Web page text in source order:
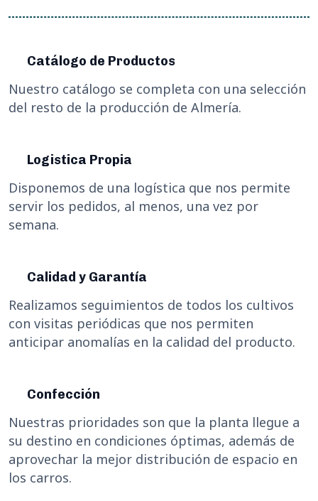
Catálogo de Productos
Nuestro catálogo se completa con una selección
del resto de la producción de Almería.
Logistica Propia
Disponemos de una logística que nos permite
servir los pedidos, al menos, una vez por
semana.
Calidad y Garantía
Realizamos seguimientos de todos los cultivos
con visitas periódicas que nos permiten
anticipar anomalías en la calidad del producto.
Confección
Nuestras prioridades son que la planta llegue a
su destino en condiciones óptimas, además de
aprovechar la mejor distribución de espacio en
los carros.